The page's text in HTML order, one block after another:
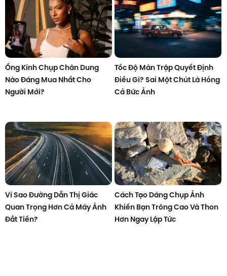
Ống Kính Chụp Chân Dung
Nào Đáng Mua Nhất Cho
Người Mới?
Tốc Độ Màn Trập Quyết Định
Điều Gì? Sai Một Chút Là Hỏng
Cả Bức Ảnh
Vì Sao Đường Dẫn Thị Giác
Quan Trọng Hơn Cả Máy Ảnh
Đắt Tiền?
Cách Tạo Dáng Chụp Ảnh
Khiến Bạn Trông Cao Và Thon
Hơn Ngay Lập Tức